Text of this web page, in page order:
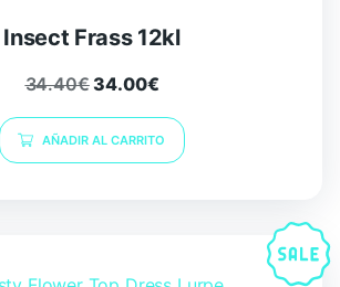
Insect Frass 12kl
34.40€ 34.00€
AÑADIR AL CARRITO